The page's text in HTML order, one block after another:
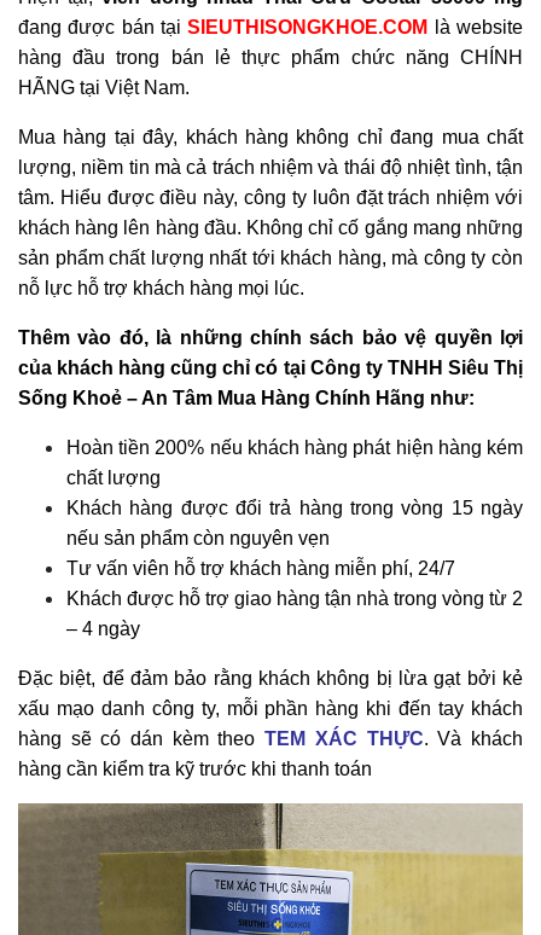
đang được bán tạiSIEUTHISONGKHOE.COM
là website
hàng đầu trong bán lẻ thực phẩm chức năng CHÍNH
HÃNG tại Việt Nam.
Mua hàng tại đây, khách hàng không chỉ đang mua chất
lượng, niềm tin mà cả trách nhiệm và thái độ nhiệt tình, tận
tâm. Hiểu được điều này, công ty luôn đặt trách nhiệm với
khách hàng lên hàng đầu. Không chỉ cố gắng mang những
sản phẩm chất lượng nhất tới khách hàng, mà công ty còn
nỗ lực hỗ trợ khách hàng mọi lúc.
Thêm vào đó, là những chính sách bảo vệ quyền lợi
của khách hàng cũng chỉ có tại Công ty TNHH Siêu Thị
Sống Khoẻ – An Tâm Mua Hàng Chính Hãng như:
Hoàn tiền 200% nếu khách hàng phát hiện hàng kém
chất lượng
Khách hàng được đổi trả hàng trong vòng 15 ngày
nếu sản phẩm còn nguyên vẹn
Tư vấn viên hỗ trợ khách hàng miễn phí, 24/7
Khách được hỗ trợ giao hàng tận nhà trong vòng từ 2
– 4 ngày
Đặc biệt, để đảm bảo rằng khách không bị lừa gạt bởi kẻ
xấu mạo danh công ty, mỗi phần hàng khi đến tay khách
hàng sẽ có dán kèm theoTEM XÁC THỰC. Và khách
hàng cần kiểm tra kỹ trước khi thanh toán